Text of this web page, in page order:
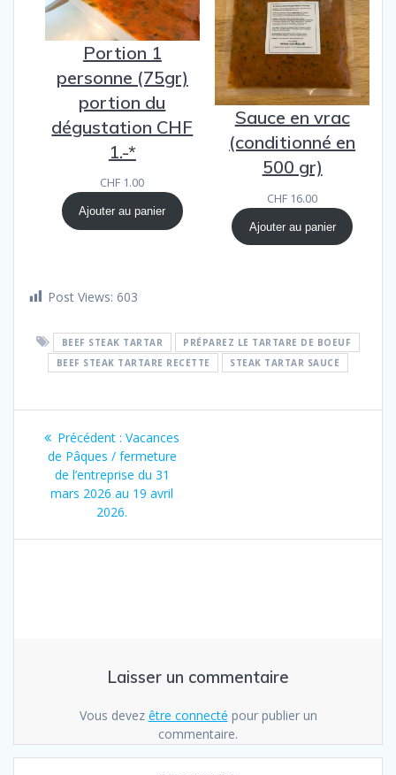
Portion 1
personne (75gr)
portion du
dégustation CHF
1.-*
CHF 1.00
Ajouter au panier
Sauce en vrac
(conditionné en
500 gr)
CHF 16.00
Ajouter au panier
Post Views: 603
BEEF STEAK TARTAR
PRÉPAREZ LE TARTARE DE BOEUF
BEEF STEAK TARTARE RECETTE
STEAK TARTAR SAUCE
Navigation
l’article
Précédent : Article
précédent
:
Vacances
de Pâques / fermeture
de l’entreprise du 31
mars 2026 au 19 avril
2026.
Laisser un commentaire
Vous devez être connecté pour publier un
commentaire.